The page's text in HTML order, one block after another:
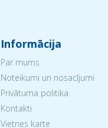
Informācija
Par mums
Noteikumi un nosacījumi
Privātuma politika
Kontakti
Vietnes karte